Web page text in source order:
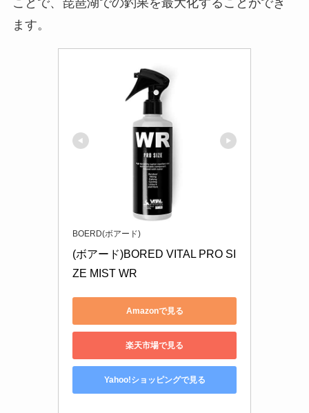
ことで、琵琶湖での釣果を最大化することができ
ます。
BOERD(ボアード)
(ボアード)BORED VITAL PRO SI
ZE MIST WR
Amazonで見る
楽天市場で見る
Yahoo!ショッピングで見る